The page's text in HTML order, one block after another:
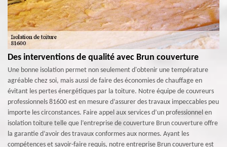
Des interventions de qualité avec Brun couverture
Une bonne isolation permet non seulement d'obtenir une température
agréable chez soi, mais aussi de faire des économies de chauffage en
évitant les pertes énergétiques par la toiture. Notre équipe de couvreurs
professionnels 81600 est en mesure d’assurer des travaux impeccables peu
importe les circonstances. Faire appel aux services d’un professionnel en
isolation toiture telle que l’entreprise de couverture Brun couverture offre
la garantie d’avoir des travaux conformes aux normes. Ayant les
compétences et savoir-faire requis, notre entreprise Brun couverture est